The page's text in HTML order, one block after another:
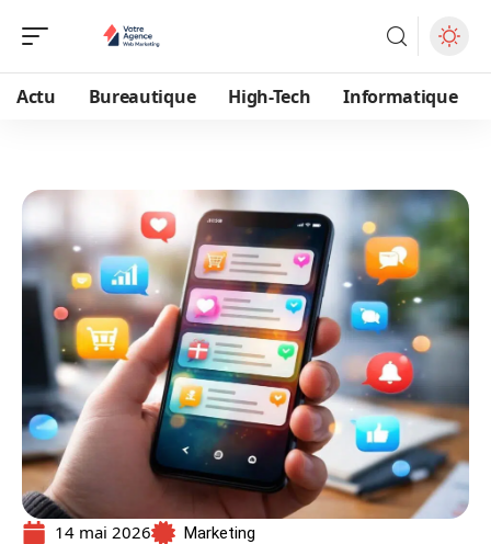
Actu Bureautique High-Tech Informatique
14 mai 2026 Marketing